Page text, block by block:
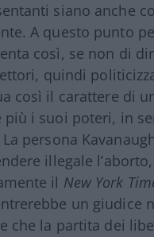
siano anche
A questo punto
così, se non di
quindi
così il carattere di
più i suoi poteri, in
persona
illegale
il New York
un giudice
che la partita dei